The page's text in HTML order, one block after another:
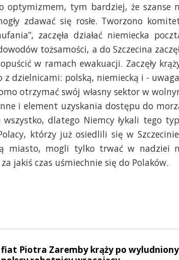
optymizmem, tym bardziej, że szanse
zdawać się rosłe. Tworzono
zaczęła działać niemiecka
tożsamości, a do Szczecina
w ramach ewakuacji. Zaczęły
dzielnicami: polską, niemiecką i -
otrzymać swój własny sektor w
i element uzyskania dostępu do
dlatego Niemcy łykali tego
którzy już osiedlili się w
miasto, mogli tylko trwać w nadziei
jakiś czas uśmiechnie się do Polaków.
fiat Piotra Zaremby krąży po